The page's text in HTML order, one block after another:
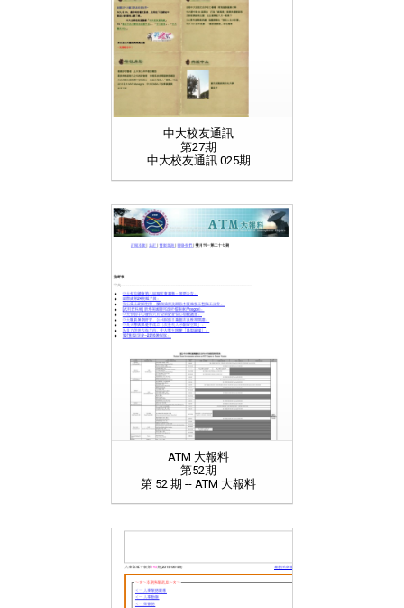
中大校友通訊
第27期
中大校友通訊 025期
ATM 大報料
第52期
第 52 期 -- ATM 大報料